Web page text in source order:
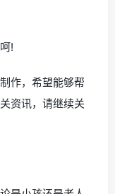
己的喜好也可以
贴在光盘上。这
品是挂在我们单